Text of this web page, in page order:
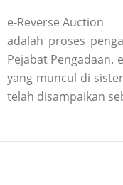
e-Reverse Auction
adalah proses
Pejabat Pengadaan.
yang muncul di
telah disampaikan